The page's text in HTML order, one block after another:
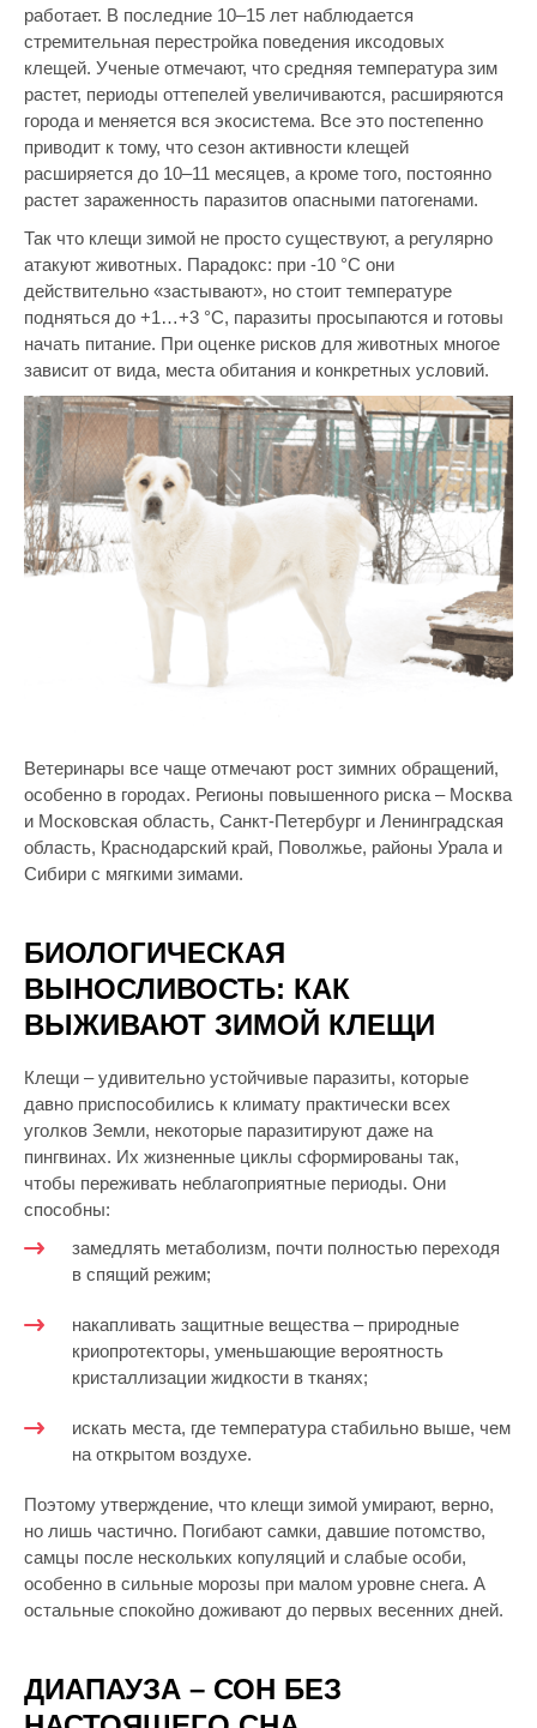
работает. В последние 10–15 лет наблюдается
стремительная перестройка поведения иксодовых
клещей. Ученые отмечают, что средняя температура зим
растет, периоды оттепелей увеличиваются, расширяются
города и меняется вся экосистема. Все это постепенно
приводит к тому, что сезон активности клещей
расширяется до 10–11 месяцев, а кроме того, постоянно
растет зараженность паразитов опасными патогенами.
Так что клещи зимой не просто существуют, а регулярно
атакуют животных. Парадокс: при -10 °C они
действительно «застывают», но стоит температуре
подняться до +1…+3 °C, паразиты просыпаются и готовы
начать питание. При оценке рисков для животных многое
зависит от вида, места обитания и конкретных условий.
Ветеринары все чаще отмечают рост зимних обращений,
особенно в городах. Регионы повышенного риска – Москва
и Московская область, Санкт-Петербург и Ленинградская
область, Краснодарский край, Поволжье, районы Урала и
Сибири с мягкими зимами.
БИОЛОГИЧЕСКАЯ
ВЫНОСЛИВОСТЬ: КАК
ВЫЖИВАЮТ ЗИМОЙ КЛЕЩИ
Клещи – удивительно устойчивые паразиты, которые
давно приспособились к климату практически всех
уголков Земли, некоторые паразитируют даже на
пингвинах. Их жизненные циклы сформированы так,
чтобы переживать неблагоприятные периоды. Они
способны:
замедлять метаболизм, почти полностью переходя
в спящий режим;
накапливать защитные вещества – природные
криопротекторы, уменьшающие вероятность
кристаллизации жидкости в тканях;
искать места, где температура стабильно выше, чем
на открытом воздухе.
Поэтому утверждение, что клещи зимой умирают, верно,
но лишь частично. Погибают самки, давшие потомство,
самцы после нескольких копуляций и слабые особи,
особенно в сильные морозы при малом уровне снега. А
остальные спокойно доживают до первых весенних дней.
ДИАПАУЗА – СОН БЕЗ